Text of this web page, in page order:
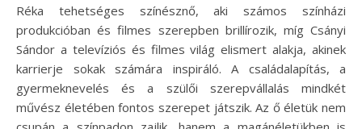
Réka tehetséges színésznő, aki számos színházi
produkcióban és filmes szerepben brillírozik, míg Csányi
Sándor a televíziós és filmes világ elismert alakja, akinek
karrierje sokak számára inspiráló. A családalapítás, a
gyermeknevelés és a szülői szerepvállalás mindkét
művész életében fontos szerepet játszik. Az ő életük nem